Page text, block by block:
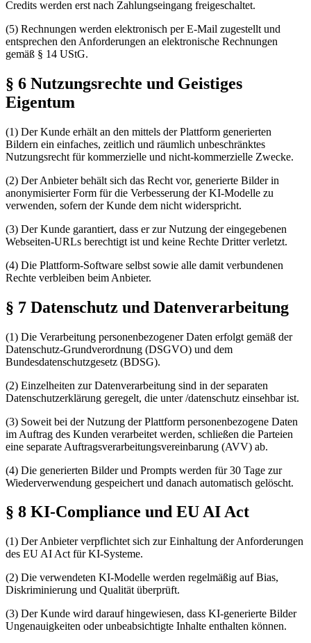
Credits werden erst nach Zahlungseingang freigeschaltet.
(5) Rechnungen werden elektronisch per E-Mail zugestellt und
entsprechen den Anforderungen an elektronische Rechnungen
gemäß § 14 UStG.
§ 6 Nutzungsrechte und Geistiges
Eigentum
(1) Der Kunde erhält an den mittels der Plattform generierten
Bildern ein einfaches, zeitlich und räumlich unbeschränktes
Nutzungsrecht für kommerzielle und nicht-kommerzielle Zwecke.
(2) Der Anbieter behält sich das Recht vor, generierte Bilder in
anonymisierter Form für die Verbesserung der KI-Modelle zu
verwenden, sofern der Kunde dem nicht widerspricht.
(3) Der Kunde garantiert, dass er zur Nutzung der eingegebenen
Webseiten-URLs berechtigt ist und keine Rechte Dritter verletzt.
(4) Die Plattform-Software selbst sowie alle damit verbundenen
Rechte verbleiben beim Anbieter.
§ 7 Datenschutz und Datenverarbeitung
(1) Die Verarbeitung personenbezogener Daten erfolgt gemäß der
Datenschutz-Grundverordnung (DSGVO) und dem
Bundesdatenschutzgesetz (BDSG).
(2) Einzelheiten zur Datenverarbeitung sind in der separaten
Datenschutzerklärung geregelt, die unter /datenschutz einsehbar ist.
(3) Soweit bei der Nutzung der Plattform personenbezogene Daten
im Auftrag des Kunden verarbeitet werden, schließen die Parteien
eine separate Auftragsverarbeitungsvereinbarung (AVV) ab.
(4) Die generierten Bilder und Prompts werden für 30 Tage zur
Wiederverwendung gespeichert und danach automatisch gelöscht.
§ 8 KI-Compliance und EU AI Act
(1) Der Anbieter verpflichtet sich zur Einhaltung der Anforderungen
des EU AI Act für KI-Systeme.
(2) Die verwendeten KI-Modelle werden regelmäßig auf Bias,
Diskriminierung und Qualität überprüft.
(3) Der Kunde wird darauf hingewiesen, dass KI-generierte Bilder
Ungenauigkeiten oder unbeabsichtigte Inhalte enthalten können.